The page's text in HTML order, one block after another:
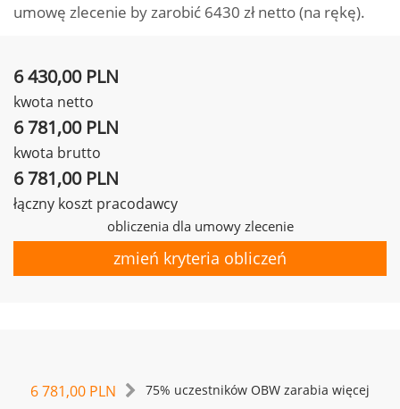
umowę zlecenie by zarobić 6430 zł netto (na rękę).
6 430,00 PLN
kwota netto
6 781,00 PLN
kwota brutto
6 781,00 PLN
łączny koszt pracodawcy
obliczenia dla umowy zlecenie
zmień kryteria obliczeń
6 781,00 PLN 75% uczestników OBW zarabia więcej